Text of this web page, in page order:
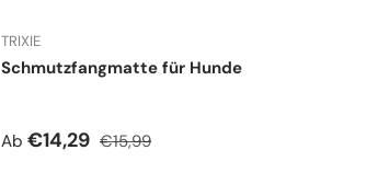
TRIXIE
Schmutzfangmatte für Hunde
Verkaufspreis
Ab €14,29 Normaler Preis
€15,99